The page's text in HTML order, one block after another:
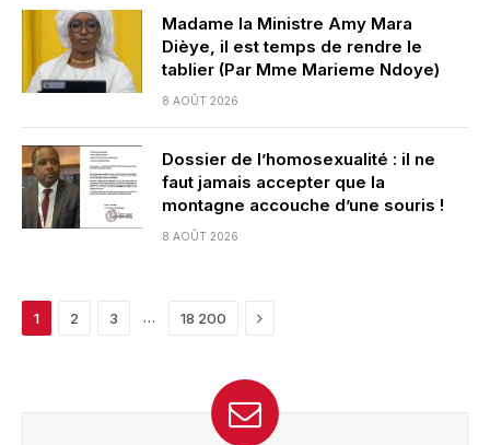
Madame la Ministre Amy Mara
Dièye, il est temps de rendre le
tablier (Par Mme Marieme Ndoye)
8 AOÛT 2026
Dossier de l’homosexualité : il ne
faut jamais accepter que la
montagne accouche d’une souris !
8 AOÛT 2026
1 2 3 … 18 200 Next